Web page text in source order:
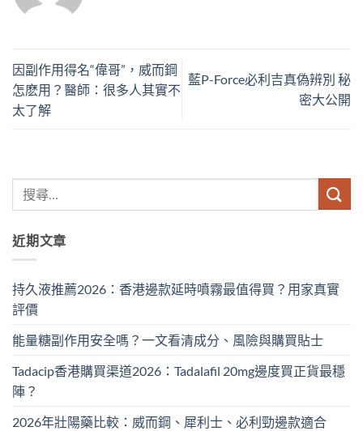
因副作用得名“偉哥”，威而鋼
怎麽用？醫師：很多人其實不
太了解
藍P-Force必利吉真偽辨別 秘
密大公開
近期文章
持久液推薦2026：香港邊款延時噴霧最值得買？用家真實
評價
能量糖副作用安全嗎？一文看清成分、風險與購買貼士
Tadacip香港購買渠道2026：Tadalafil 20mg邊度買正貨最穩
陣？
2026年壯陽藥比較：威而鋼、犀利士、必利勁邊款適合